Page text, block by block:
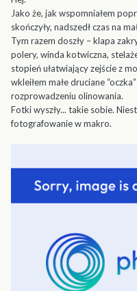
Jako że, jak wspomniałem
skończyły, nadszedł czas na
Tym razem doszły – klapa
polery, winda kotwiczna,
stopień ułatwiający zejście z
wkleiłem małe druciane
rozprowadzeniu olinowania.
Fotki wyszły... takie sobie.
fotografowanie w makro.